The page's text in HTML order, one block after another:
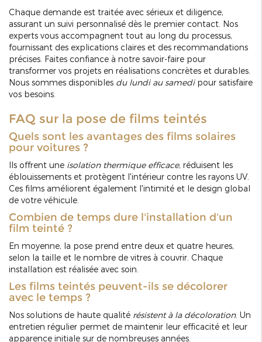
Chaque demande est traitée avec sérieux et diligence,
assurant un suivi personnalisé dès le premier contact. Nos
experts vous accompagnent tout au long du processus,
fournissant des explications claires et des recommandations
précises. Faites confiance à notre savoir-faire pour
transformer vos projets en réalisations concrètes et durables.
Nous sommes disponibles du lundi au samedipour satisfaire
vos besoins.
FAQ sur la pose de films teintés
Quels sont les avantages des films solaires
pour voitures ?
Ils offrent une isolation thermique efficace, réduisent les
éblouissements et protègent l'intérieur contre les rayons UV.
Ces films améliorent également l'intimité et le design global
de votre véhicule.
Combien de temps dure l'installation d'un
film teinté ?
En moyenne, la pose prend entre deux et quatre heures,
selon la taille et le nombre de vitres à couvrir. Chaque
installation est réalisée avec soin.
Les films teintés peuvent-ils se décolorer
avec le temps ?
Nos solutions de haute qualité résistent à la décoloration. Un
entretien régulier permet de maintenir leur efficacité et leur
apparence initiale sur de nombreuses années.